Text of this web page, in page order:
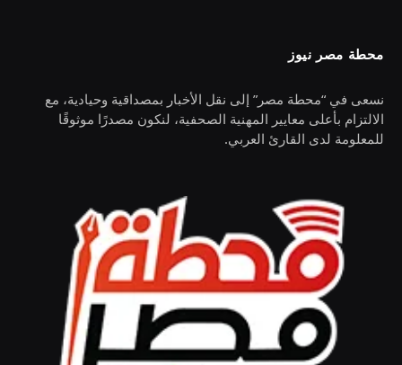
محطة مصر نيوز
نسعى في “محطة مصر” إلى نقل الأخبار بمصداقية وحيادية، مع
الالتزام بأعلى معايير المهنية الصحفية، لنكون مصدرًا موثوقًا
للمعلومة لدى القارئ العربي.